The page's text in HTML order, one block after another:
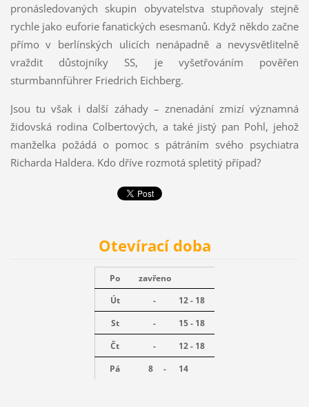
pronásledovaných skupin obyvatelstva stupňovaly stejně
rychle jako euforie fanatických esesmanů. Když někdo začne
přímo v berlínských ulicích nenápadně a nevysvětlitelně
vraždit důstojníky SS, je vyšetřováním pověřen
sturmbannführer Friedrich Eichberg.
Jsou tu však i další záhady – znenadání zmizí významná
židovská rodina Colbertových, a také jistý pan Pohl, jehož
manželka požádá o pomoc s pátráním svého psychiatra
Richarda Haldera. Kdo dříve rozmotá spletitý případ?
Otevírací doba
Po
zavřeno
Út
-
12 - 18
St
-
15 - 18
Čt
-
12 - 18
Pá
8 - 14